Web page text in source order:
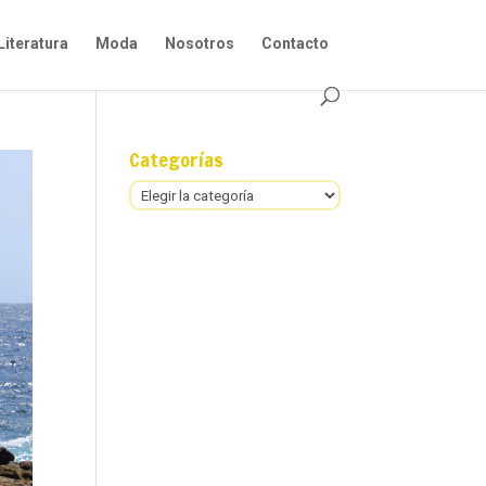
Moda Nosotros Contacto
Categorías
Categorías